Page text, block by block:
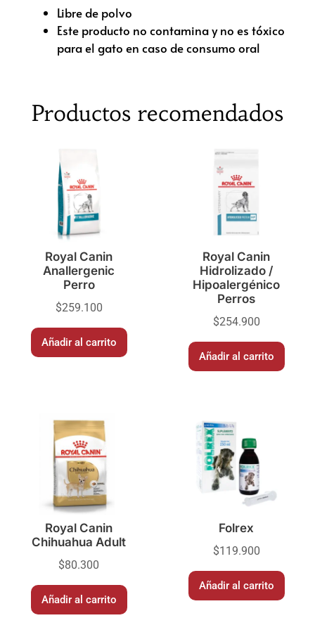
Libre de polvo
Este producto no contamina y no es tóxico
para el gato en caso de consumo oral
Productos recomendados
Royal Canin
Anallergenic
Perro
$259.100
Añadir al carrito
Royal Canin
Hidrolizado /
Hipoalergénico
Perros
$254.900
Añadir al carrito
Royal Canin
Chihuahua Adult
$80.300
Añadir al carrito
Folrex
$119.900
Añadir al carrito